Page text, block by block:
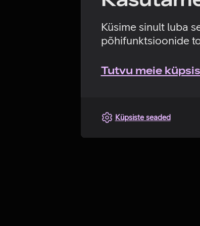
Küsime sinult luba
põhifunktsioonide
Tutvu meie
Küpsiste seaded